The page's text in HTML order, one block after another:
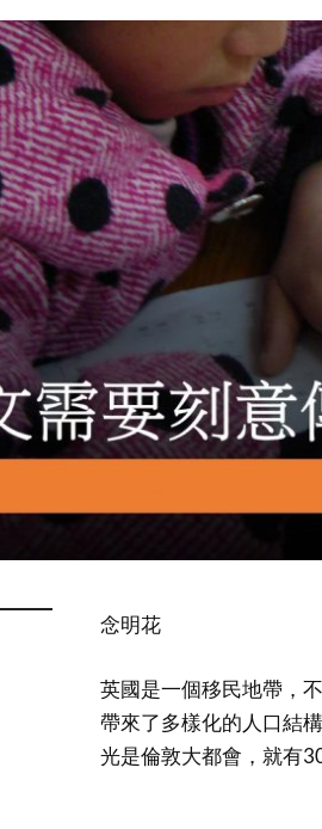
念明花
英國是一個移民地帶，
帶來了多樣化的人口結
光是倫敦大都會，就有